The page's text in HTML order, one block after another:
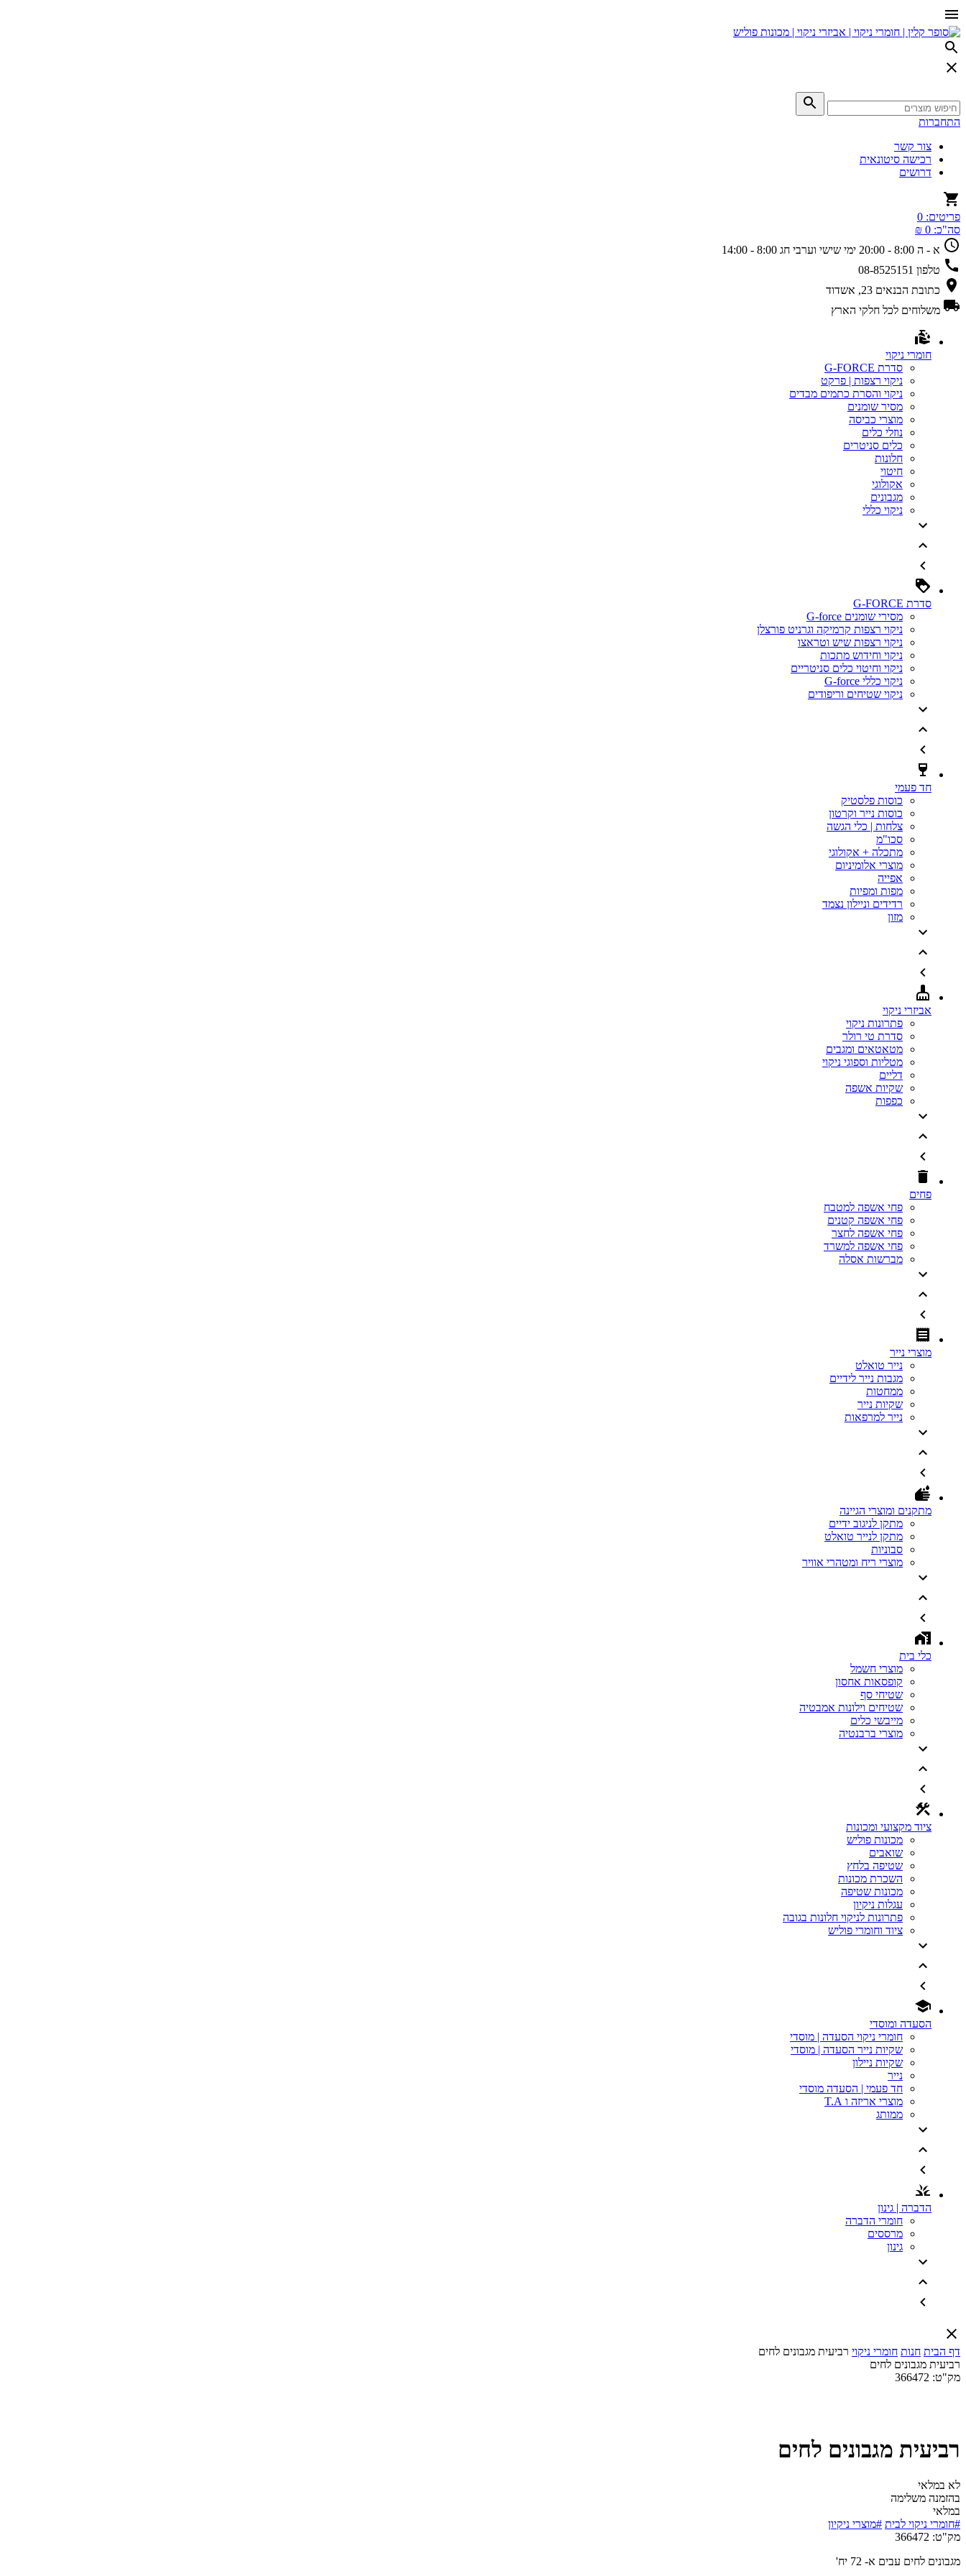
התחברות
צור קשר
רכישה סיטונאית
דרושים
פריטים: 0
סה"כ: 0 ₪
א - ה 8:00 - 20:00
ימי שישי וערבי חג 8:00 - 14:00
טלפון 08-8525151
כתובת הבנאים 23, אשדוד
משלוחים לכל חלקי הארץ
חומרי ניקוי
סדרת G-FORCE
ניקוי רצפות | פרקט
ניקוי והסרת כתמים מבדים
מסיר שומנים
מוצרי כביסה
נוזלי כלים
כלים סניטרים
חלונות
חיטוי
אקולוגי
מגבונים
ניקוי כללי
סדרת G-FORCE
מסירי שומנים G-force
ניקוי רצפות קרמיקה וגרניט פורצלן
ניקוי רצפות שיש וטראצו
ניקוי וחידוש מתכות
ניקוי וחיטוי כלים סניטריים
ניקוי כללי G-force
ניקוי שטיחים וריפודים
חד פעמי
כוסות פלסטיק
כוסות נייר וקרטון
צלחות | כלי הגשה
סכו"מ
מתכלה + אקולוגי
מוצרי אלומיניום
אפייה
מפות ומפיות
רדידים וניילון נצמד
מזון
אביזרי ניקוי
פתרונות ניקוי
סדרת טי רולר
מטאטאים ומגבים
מטליות וספוגי ניקוי
דליים
שקיות אשפה
כפפות
פחים
פחי אשפה למטבח
פחי אשפה קטנים
פחי אשפה לחצר
פחי אשפה למשרד
מברשות אסלה
מוצרי נייר
נייר טואלט
מגבות נייר לידיים
ממחטות
שקיות נייר
נייר למרפאות
מתקנים ומוצרי הגיינה
מתקן לניגוב ידיים
מתקן לנייר טואלט
סבוניות
מוצרי ריח ומטהרי אוויר
כלי בית
מוצרי חשמל
קופסאות אחסון
שטיחי סף
שטיחים וילונות אמבטיה
מייבשי כלים
מוצרי ברבנטיה
ציוד מקצועי ומכונות
מכונות פוליש
שואבים
שטיפה בלחץ
השכרת מכונות
מכונות שטיפה
עגלות ניקיון
פתרונות לניקוי חלונות בגובה
ציוד וחומרי פוליש
הסעדה ומוסדי
חומרי ניקוי הסעדה | מוסדי
שקיות נייר הסעדה | מוסדי
שקיות ניילון
נייר
חד פעמי | הסעדה מוסדי
מוצרי אריזה ו T.A
ממותג
הדברה | גינון
חומרי הדברה
מרססים
גינון
דף הבית חנות חומרי ניקוי רביעית מגבונים לחים
רביעית מגבונים לחים
מק"ט: 366472
רביעית מגבונים לחים
לא במלאי
בהזמנה משלימה
במלאי
#חומרי ניקוי לבית #מוצרי ניקיון
מק"ט: 366472
מגבונים לחים עבים א- 72 יח'